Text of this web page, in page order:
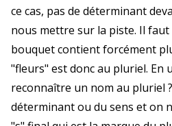
ce cas, pas de déterminant
nous mettre sur la piste. Il faut
bouquet contient forcément
"fleurs" est donc au pluriel. En
reconnaître un nom au pluriel
déterminant ou du sens et on